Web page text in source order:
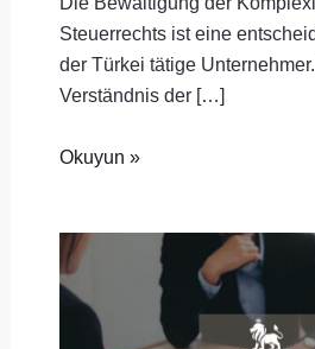
Steuerrechts ist eine
der Türkei tätige
Verständnis der […]
Okuyun »